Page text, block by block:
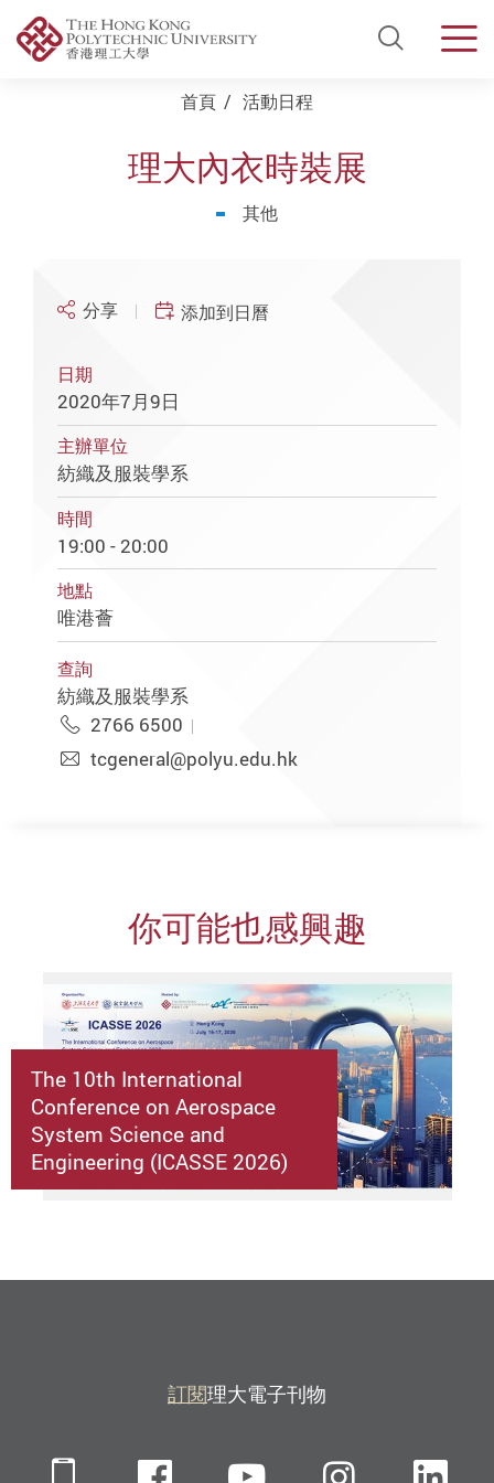
Open
首頁 活動日程
理大內衣時裝展
其他
分享 添加到日曆
日期
2020年7月9日
主辦單位
紡織及服裝學系
時間
19:00 - 20:00
地點
唯港薈
查詢
紡織及服裝學系
2766 6500
tcgeneral@polyu.edu.hk
你可能也感興趣
The 10th International
Conference on Aerospace
System Science and
Engineering (ICASSE 2026)
訂閱理大電子刊物